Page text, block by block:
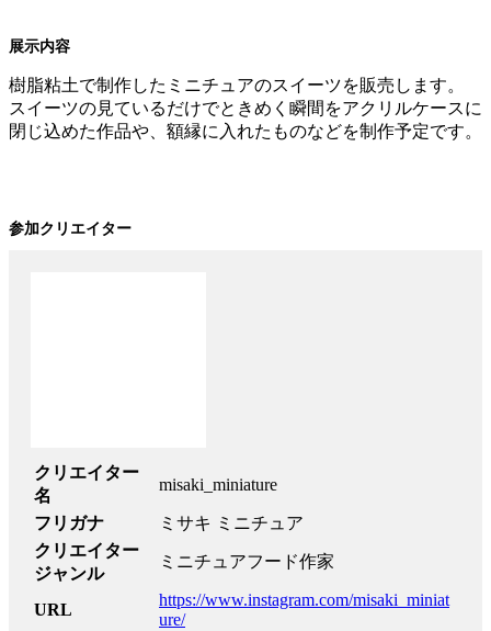
展示内容
樹脂粘土で制作したミニチュアのスイーツを販売します。
スイーツの見ているだけでときめく瞬間をアクリルケースに
閉じ込めた作品や、額縁に入れたものなどを制作予定です。
参加クリエイター
クリエイター
名
misaki_miniature
フリガナ
ミサキ ミニチュア
クリエイター
ジャンル
ミニチュアフード作家
URL
https://www.instagram.com/misaki_miniat
ure/